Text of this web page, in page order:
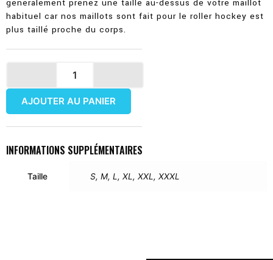
généralement prenez une taille au-dessus de votre maillot
habituel car nos maillots sont fait pour le roller hockey est
plus taillé proche du corps.
d'été
AJOUTER AU PANIER
INFORMATIONS SUPPLÉMENTAIRES
Taille S, M, L, XL, XXL, XXXL